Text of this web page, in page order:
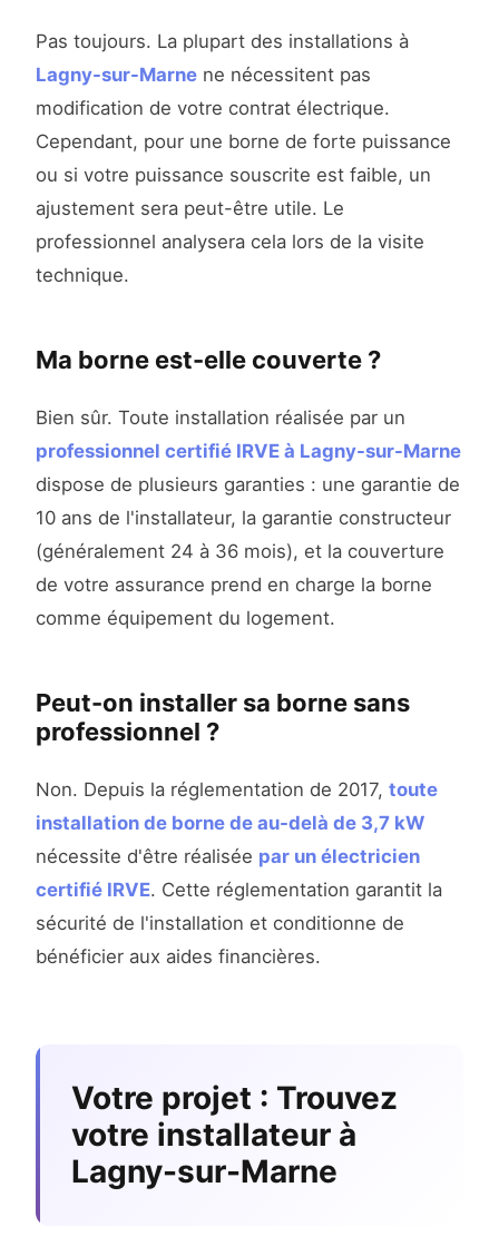
Pas toujours. La plupart des installations à
Lagny-sur-Marne ne nécessitent pas
modification de votre contrat électrique.
Cependant, pour une borne de forte puissance
ou si votre puissance souscrite est faible, un
ajustement sera peut-être utile. Le
professionnel analysera cela lors de la visite
technique.
Ma borne est-elle couverte ?
Bien sûr. Toute installation réalisée par un
professionnel certifié IRVE à Lagny-sur-Marne
dispose de plusieurs garanties : une garantie de
10 ans de l'installateur, la garantie constructeur
(généralement 24 à 36 mois), et la couverture
de votre assurance prend en charge la borne
comme équipement du logement.
Peut-on installer sa borne sans
professionnel ?
Non. Depuis la réglementation de 2017, toute
installation de borne de au-delà de 3,7 kW
nécessite d'être réalisée par un électricien
certifié IRVE. Cette réglementation garantit la
sécurité de l'installation et conditionne de
bénéficier aux aides financières.
Votre projet : Trouvez
votre installateur à
Lagny-sur-Marne